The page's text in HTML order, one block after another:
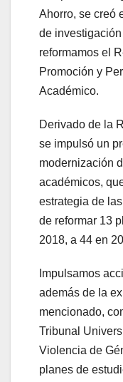
Ahorro, se creó
de
reformamos el
Promoción y
Académico.
Derivado de la
se impulsó un
modernización
académicos,
estrategia de
de reformar 13
2018, a 44 en
Impulsamos
además de la
mencionado,
Tribunal
Violencia de
planes de